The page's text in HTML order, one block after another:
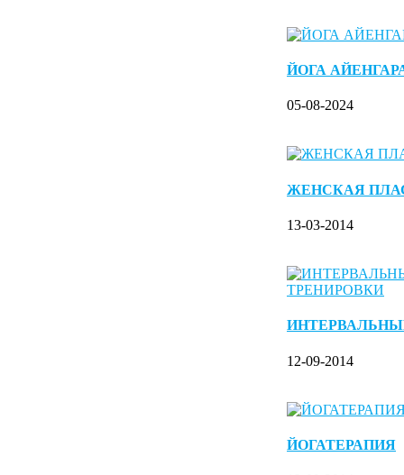
ЙОГА
05-08-2024
ЖЕНСКАЯ
13-03-2014
12-09-2014
ЙОГАТЕРАПИЯ